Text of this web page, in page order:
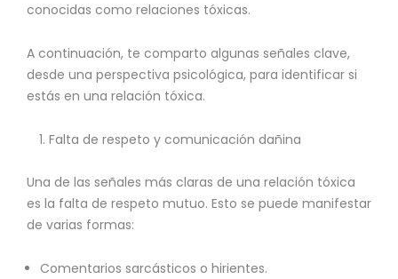
conocidas como relaciones tóxicas.
A continuación, te comparto algunas señales clave,
desde una perspectiva psicológica, para identificar si
estás en una relación tóxica.
Falta de respeto y comunicación dañina
Una de las señales más claras de una relación tóxica
es la falta de respeto mutuo. Esto se puede manifestar
de varias formas:
Comentarios sarcásticos o hirientes.